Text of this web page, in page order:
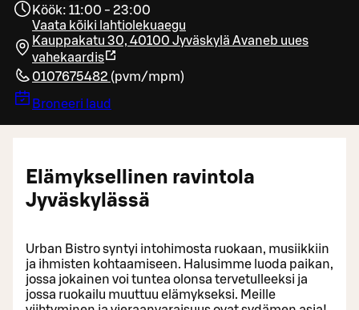
Köök: 11:00 - 23:00
Vaata kõiki lahtiolekuaegu
Kauppakatu 30, 40100 Jyväskylä Avaneb uues
vahekaardis
0107675482 (pvm/mpm)
Broneeri laud
Elämyksellinen ravintola
Jyväskylässä
Urban Bistro syntyi intohimosta ruokaan, musiikkiin
ja ihmisten kohtaamiseen. Halusimme luoda paikan,
jossa jokainen voi tuntea olonsa tervetulleeksi ja
jossa ruokailu muuttuu elämykseksi. Meille